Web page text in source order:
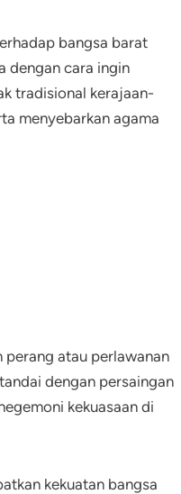
bangsa barat
dengan cara ingin
tradisional kerajaan-
menyebarkan agama
perang atau perlawanan
dengan persaingan
kekuasaan di
kekuatan bangsa